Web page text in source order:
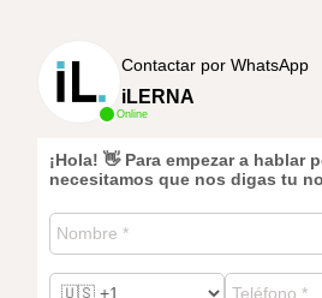
Online
Contactar por WhatsApp
iLERNA
¡Hola! 👋 Para empezar a hablar
necesitamos que nos digas tu